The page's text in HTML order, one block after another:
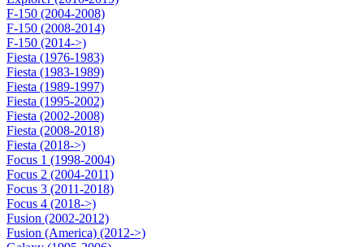
F-150 (2004-2008)
F-150 (2008-2014)
F-150 (2014->)
Fiesta (1976-1983)
Fiesta (1983-1989)
Fiesta (1989-1997)
Fiesta (1995-2002)
Fiesta (2002-2008)
Fiesta (2008-2018)
Fiesta (2018->)
Focus 1 (1998-2004)
Focus 2 (2004-2011)
Focus 3 (2011-2018)
Focus 4 (2018->)
Fusion (2002-2012)
Fusion (America) (2012->)